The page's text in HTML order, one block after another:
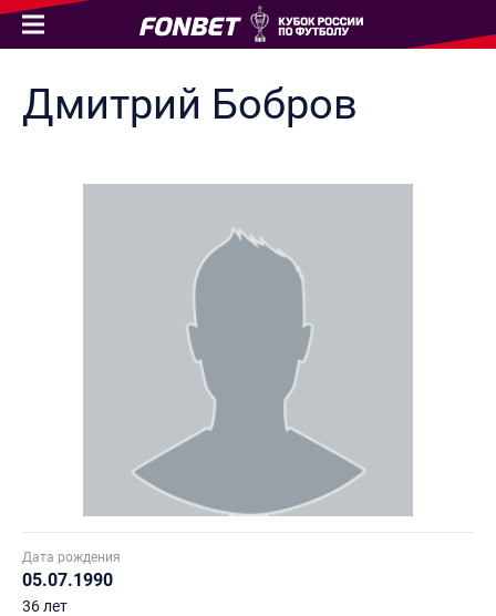
Дмитрий Бобров
Дата рождения
05.07.1990
36 лет